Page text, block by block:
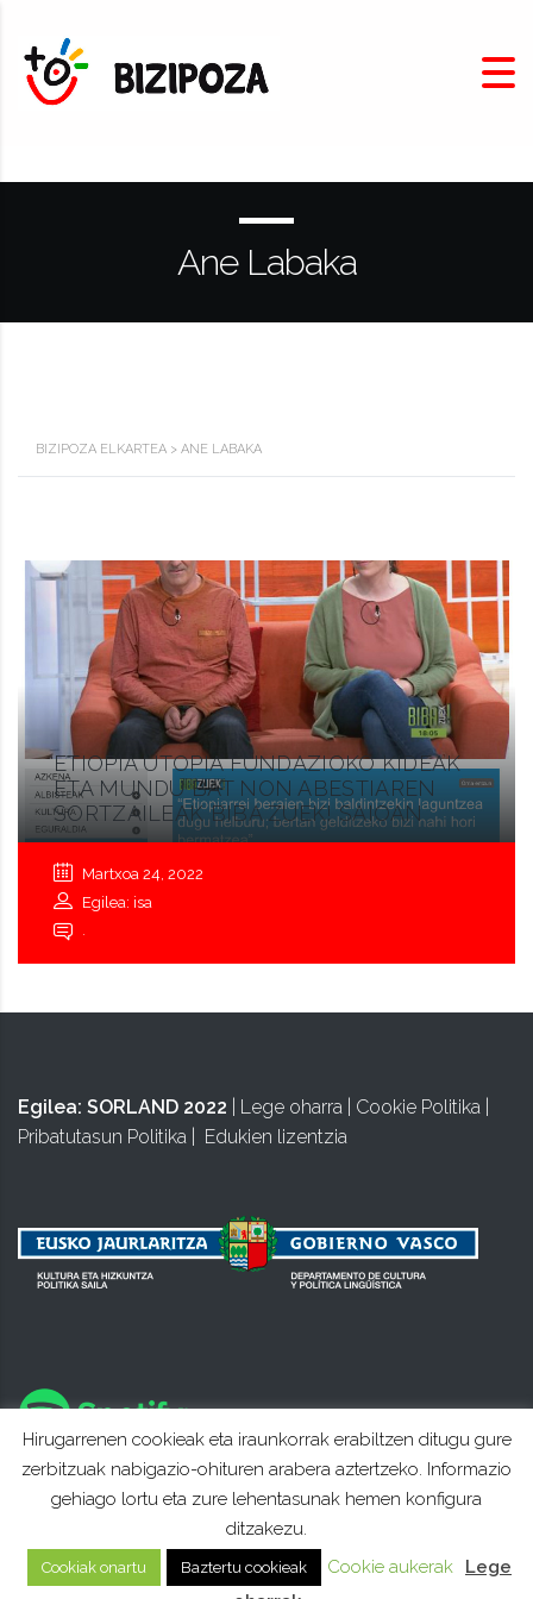
Ane Labaka
BIZIPOZA ELKARTEA > ANE LABAKA
ETIOPIA UTOPIA FUNDAZIOKO KIDEAK
ETA MUNDU BAT NON ABESTIAREN
SORTZAILEAK BIBA ZUEK! SAIOAN
Martxoa 24, 2022
Egilea: isa
.
Egilea: SORLAND 2022 Lege oharra Cookie Politika
Pribatutasun Politika
Edukien lizentzia
Hirugarrenen cookieak eta iraunkorrak erabiltzen ditugu gure
zerbitzuak nabigazio-ohituren arabera aztertzeko. Informazio
gehiago lortu eta zure lehentasunak hemen konfigura
ditzakezu.
Cookiak onartu Baztertu cookieak Cookie aukerak
Lege